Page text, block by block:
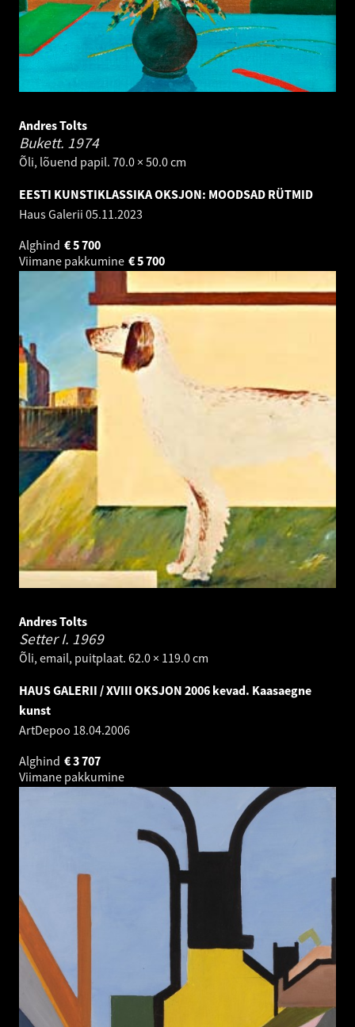
Andres Tolts
Bukett. 1974
Õli, lõuend papil. 70.0 × 50.0 cm
EESTI KUNSTIKLASSIKA OKSJON: MOODSAD RÜTMID
Haus Galerii 05.11.2023
Alghind
5 700
€
Viimane pakkumine
5 700
€
Andres Tolts
Setter I. 1969
Õli, email, puitplaat. 62.0 × 119.0 cm
HAUS GALERII / XVIII OKSJON 2006 kevad. Kaasaegne
kunst
ArtDepoo 18.04.2006
Alghind
3 707
€
Viimane pakkumine